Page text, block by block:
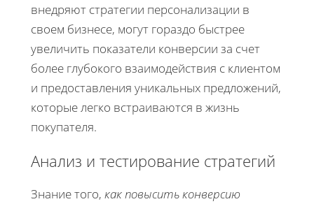
внедряют стратегии персонализации в
своем бизнесе, могут гораздо быстрее
увеличить показатели конверсии за счет
более глубокого взаимодействия с клиентом
и предоставления уникальных предложений,
которые легко встраиваются в жизнь
покупателя.
Анализ и тестирование стратегий
Знание того, как повысить конверсию